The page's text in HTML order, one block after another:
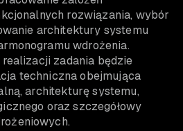
rozwiązania, wybór
architektury systemu
wdrożenia.
zadania będzie
techniczna obejmująca
architekturę systemu,
oraz szczegółowy